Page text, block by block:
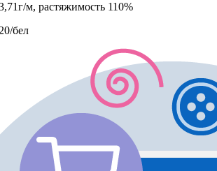
м, растяжимость 110%
бел